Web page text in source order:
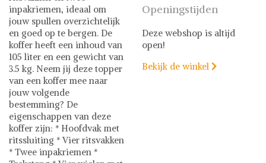
inpakriemen, ideaal om
jouw spullen overzichtelijk
en goed op te bergen. De
koffer heeft een inhoud van
105 liter en een gewicht van
3.5 kg. Neem jij deze topper
van een koffer mee naar
jouw volgende
bestemming? De
eigenschappen van deze
koffer zijn: * Hoofdvak met
ritssluiting * Vier ritsvakken
* Twee inpakriemen *
Openingstijden
Deze webshop is altijd
open!
Bekijk de winkel 